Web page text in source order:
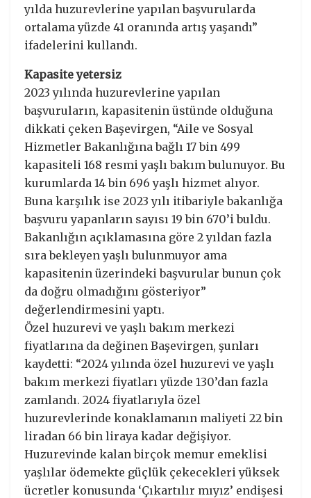
yılda huzurevlerine yapılan başvurularda
ortalama yüzde 41 oranında artış yaşandı”
ifadelerini kullandı.
Kapasite yetersiz
2023 yılında huzurevlerine yapılan
başvuruların, kapasitenin üstünde olduğuna
dikkati çeken Başevirgen, “Aile ve Sosyal
Hizmetler Bakanlığına bağlı 17 bin 499
kapasiteli 168 resmi yaşlı bakım bulunuyor. Bu
kurumlarda 14 bin 696 yaşlı hizmet alıyor.
Buna karşılık ise 2023 yılı itibariyle bakanlığa
başvuru yapanların sayısı 19 bin 670’i buldu.
Bakanlığın açıklamasına göre 2 yıldan fazla
sıra bekleyen yaşlı bulunmuyor ama
kapasitenin üzerindeki başvurular bunun çok
da doğru olmadığını gösteriyor”
değerlendirmesini yaptı.
Özel huzurevi ve yaşlı bakım merkezi
fiyatlarına da değinen Başevirgen, şunları
kaydetti: “2024 yılında özel huzurevi ve yaşlı
bakım merkezi fiyatları yüzde 130’dan fazla
zamlandı. 2024 fiyatlarıyla özel
huzurevlerinde konaklamanın maliyeti 22 bin
liradan 66 bin liraya kadar değişiyor.
Huzurevinde kalan birçok memur emeklisi
yaşlılar ödemekte güçlük çekecekleri yüksek
ücretler konusunda ‘Çıkartılır mıyız’ endişesi